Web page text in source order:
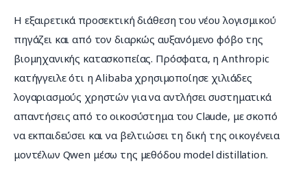
Η εξαιρετικά προσεκτική διάθεση του νέου λογισμικού
πηγάζει και από τον διαρκώς αυξανόμενο φόβο της
βιομηχανικής κατασκοπείας. Πρόσφατα, η Anthropic
κατήγγειλε ότι η Alibaba χρησιμοποίησε χιλιάδες
λογαριασμούς χρηστών για να αντλήσει συστηματικά
απαντήσεις από το οικοσύστημα του Claude, με σκοπό
να εκπαιδεύσει και να βελτιώσει τη δική της οικογένεια
μοντέλων Qwen μέσω της μεθόδου model distillation.